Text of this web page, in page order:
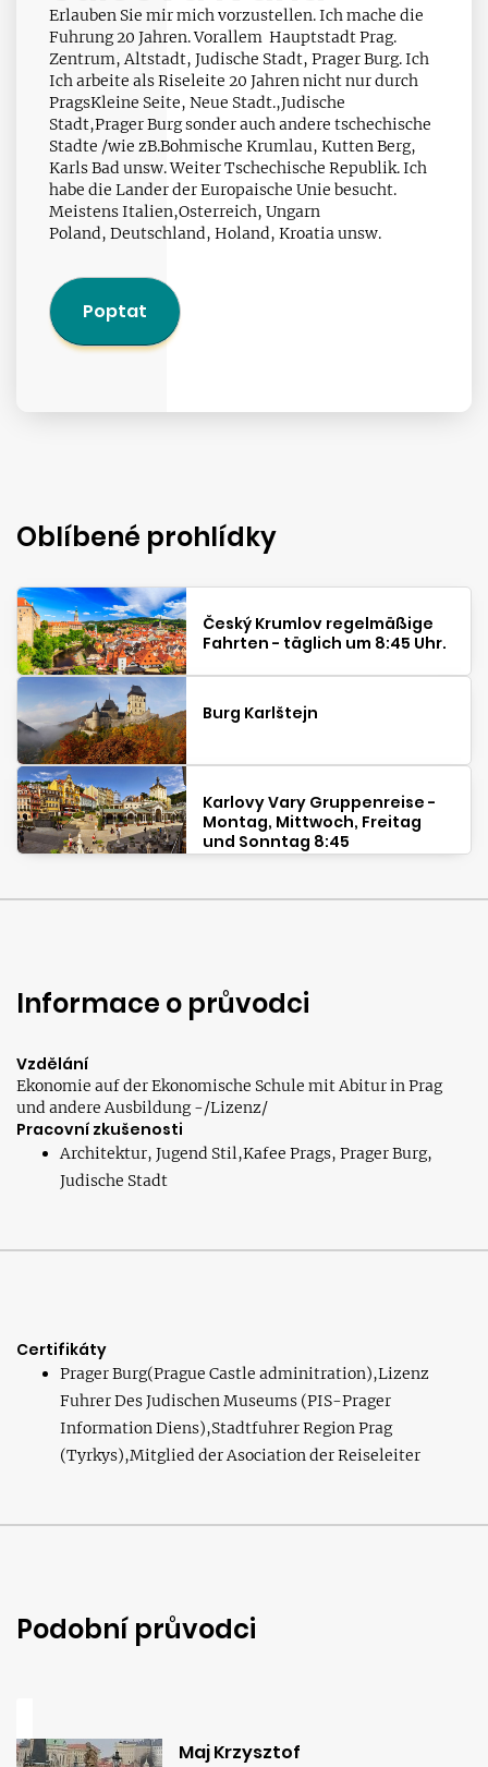
Erlauben Sie mir mich vorzustellen. Ich mache die
Fuhrung 20 Jahren. Vorallem Hauptstadt Prag.
Zentrum, Altstadt, Judische Stadt, Prager Burg. Ich
Ich arbeite als Riseleite 20 Jahren nicht nur durch
PragsKleine Seite, Neue Stadt.,Judische
Stadt,Prager Burg sonder auch andere tschechische
Stadte /wie zB.Bohmische Krumlau, Kutten Berg,
Karls Bad unsw. Weiter Tschechische Republik. Ich
habe die Lander der Europaische Unie besucht.
Meistens Italien,Osterreich, Ungarn
Poland, Deutschland, Holand, Kroatia unsw.
Poptat
Oblíbené prohlídky
Český Krumlov regelmäßige
Fahrten - täglich um 8:45 Uhr.
Burg Karlštejn
Karlovy Vary Gruppenreise -
Montag, Mittwoch, Freitag
und Sonntag 8:45
Informace o průvodci
Vzdělání
Ekonomie auf der Ekonomische Schule mit Abitur in Prag
und andere Ausbildung -/Lizenz/
Pracovní zkušenosti
Architektur, Jugend Stil,Kafee Prags, Prager Burg,
Judische Stadt
Certifikáty
Prager Burg(Prague Castle adminitration),Lizenz
Fuhrer Des Judischen Museums (PIS-Prager
Information Diens),Stadtfuhrer Region Prag
(Tyrkys),Mitglied der Asociation der Reiseleiter
Podobní průvodci
Maj Krzysztof